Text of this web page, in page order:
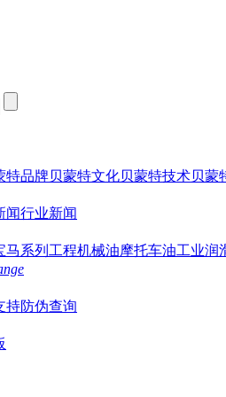
特品牌贝蒙特文化贝蒙特技术贝蒙
闻行业新闻
马系列 工程机械油摩托车油工业润
持防伪查询